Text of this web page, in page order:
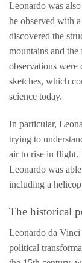
Leonardo was
he observed with
discovered the
mountains and
observations were
sketches, which
science today.
In particular,
trying to
air to rise in flight.
Leonardo was
including a
The historical
Leonardo da
political